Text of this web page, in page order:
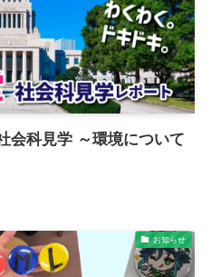
会科見学 ～環境について
お知らせ